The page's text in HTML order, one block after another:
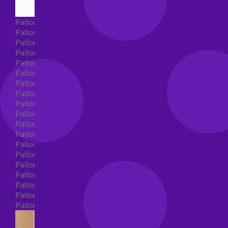
Palloncini Super Shape
Palloncini nascita super shape
Palloncini Battesimo super shape
Palloncini primo compleanno super shape
Palloncini personaggi super shape
Palloncini Comunione super shape
Palloncini cresima super shape
Palloncini laurea super shape
Palloncini compleanno super shape
Palloncini 18 anni super shape
Palloncini 30 anni super shape
Palloncini Altre ricorrenze super shape
Palloncini 40 anni super shape
Palloncini Animali super shape
Palloncini 50 anni super shape
Palloncini 60/70/80/90/100 anni super shape
Palloncini matrimonio super shape
Palloncini anniversario super shape
Palloncini generici super shape